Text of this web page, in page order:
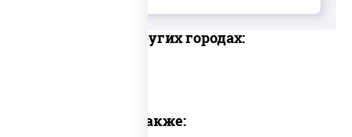
Доставка в других городах:
Предлагаем также: